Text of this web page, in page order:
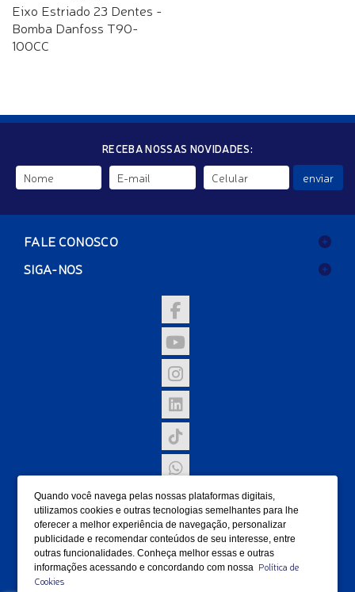
Quando você navega pelas nossas plataformas digitais,
utilizamos cookies e outras tecnologias semelhantes para lhe
oferecer a melhor experiência de navegação, personalizar
publicidade e recomendar conteúdos de seu interesse, entre
outras funcionalidades. Conheça melhor essas e outras
informações acessando e concordando com nossa Política de
Cookies
Eixo Estriado 23 Dentes -
Bomba Danfoss T90-
100CC
RECEBA NOSSAS NOVIDADES:
enviar
FALE CONOSCO
SIGA-NOS
NOSSAS UNIDADES
FORMAS DE PAGAMENTO